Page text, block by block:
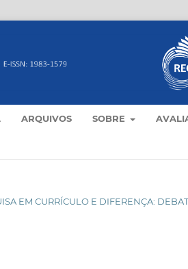
ARQUIVOS SOBRE
EM CURRÍCULO E DIFERENÇA: